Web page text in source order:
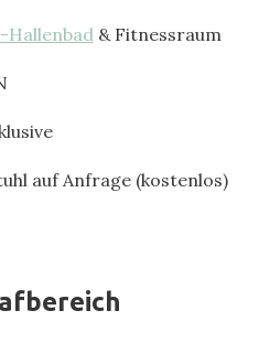
Hallenbad& Fitnessraum
auf Anfrage (kostenlos)